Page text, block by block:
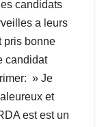
candidats
a leurs
pris bonne
candidat
» Je
et
est est un